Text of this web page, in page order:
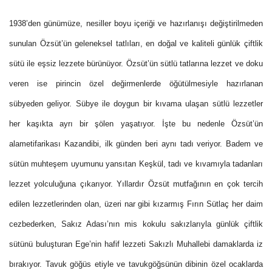
1938’den günümüze, nesiller boyu içeriği ve hazırlanışı değiştirilmeden
sunulan Özsüt’ün geleneksel tatlıları, en doğal ve kaliteligünlük çiftlik
sütü ile eşsiz lezzete bürünüyor. Özsüt’ün sütlü tatlarına lezzet ve doku
veren ise pirincin özel değirmenlerde öğütülmesiyle hazırlanan
sübyeden geliyor. Sübye ile doygun bir kıvama ulaşan sütlü lezzetler
her kaşıkta ayrı bir şölen yaşatıyor. İşte bu nedenle Özsüt’ün
alametifarikası Kazandibi, ilk günden beri aynı tadı veriyor. Badem ve
sütün muhteşem uyumunu yansıtan Keşkül, tadı ve kıvamıyla tadanları
lezzet yolculuğuna çıkarıyor. Yıllardır Özsüt mutfağının en çok tercih
edilen lezzetlerinden olan, üzeri nar gibi kızarmış Fırın Sütlaç her daim
cezbederken, Sakız Adası’nın mis kokulu sakızlarıyla günlük çiftlik
sütünü buluşturan Ege’nin hafif lezzeti Sakızlı Muhallebi damaklarda iz
bırakıyor. Tavuk göğüs etiyle ve tavukgöğsünün dibinin özel ocaklarda